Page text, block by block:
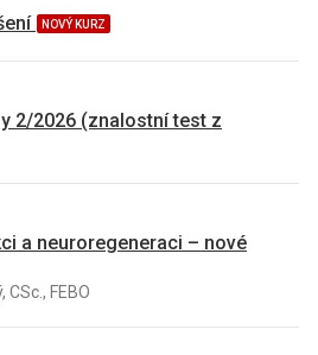
NOVÝ KURZ
2/2026 (znalostní test z
a neuroregeneraci – nové
FEBO